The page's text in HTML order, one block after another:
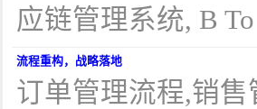
应链管理系统, B
流程重构，战略落地
订单管理流程,销